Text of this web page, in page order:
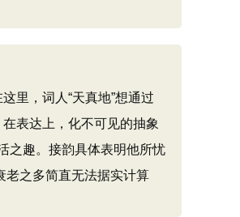
里，词人“天真地”想通过
表达上，化不可见的抽象
之趣。接韵具体表明他所忧
老之多简直无法据实计算